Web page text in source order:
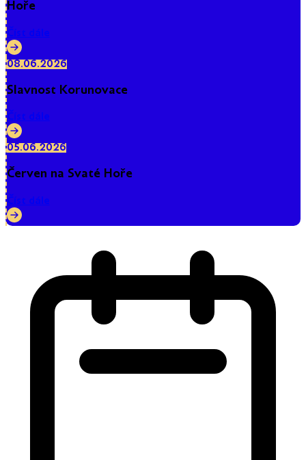
Hoře
Číst dále
08.06.2026
Slavnost Korunovace
Číst dále
05.06.2026
Červen na Svaté Hoře
Číst dále